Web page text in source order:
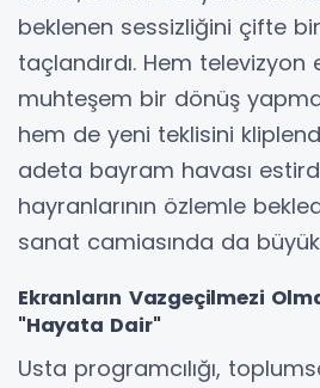
beklenen sessizliğini çifte
taçlandırdı. Hem televizyon
muhteşem bir dönüş
hem de yeni teklisini
adeta bayram havası
hayranlarının özlemle
sanat camiasında da
Ekranların Vazgeçilmezi
"Hayata Dair"
Usta programcılığı,